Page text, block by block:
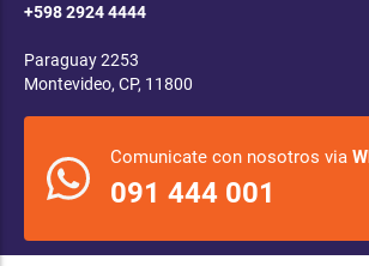
+598 2924 4444
Paraguay 2253
Montevideo, CP, 11800
Comunicate con nosotros via
091 444 001